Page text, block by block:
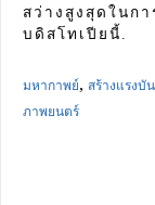
สว่างสูงสุดในก
บดิสโทเปียนี้.
มหากาพย์, สร้างแรงบั
ภาพยนตร์